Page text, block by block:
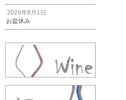
2026年8月1日
お盆休み